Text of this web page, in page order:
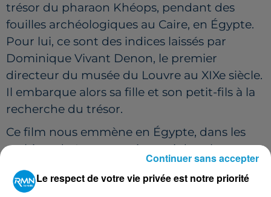
trésor du pharaon Khéops, pendant des
fouilles archéologiques au Caire, en Égypte.
Pour lui, ce sont des indices laissés par
Dominique Vivant Denon, le premier
directeur du musée du Louvre au XIXe siècle.
Il embarque alors sa fille et son petit-fils à la
recherche du trésor.
Ce film nous emmène en Égypte, dans les
archives du Louvre mais aussi dans les
cabinets secrets de Malmaison.
C'est le premier long-métrage de la
Le respect de votre vie privée est notre priorité
Continuer sans accepter